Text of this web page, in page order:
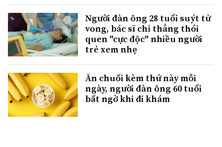
Người đàn ông 28 tuổi suýt tử
vong, bác sĩ chỉ thẳng thói
quen "cực độc" nhiều người
trẻ xem nhẹ
Ăn chuối kèm thứ này mỗi
ngày, người đàn ông 60 tuổi
bất ngờ khi đi khám